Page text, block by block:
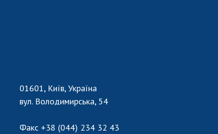
01601, Київ, Україна
вул. Володимирська, 54
Факс +38 (044) 234 32 43